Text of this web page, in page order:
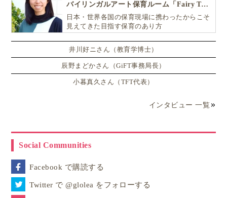
バイリンガルアート保育ルーム「Fairy Tale（フェアリーテイル）」
日本・世界各国の保育現場に携わったからこそ
見えてきた目指す保育のあり方
井川好ニさん（教育学博士）
辰野まどかさん（GiFT事務局長）
小暮真久さん（TFT代表）
インタビュー 一覧
Social Communities
Facebook で購読する
Twitter で @glolea をフォローする